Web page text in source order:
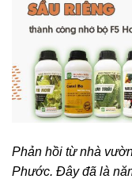
Phản hồi từ nhà
Phước. Đây đã là